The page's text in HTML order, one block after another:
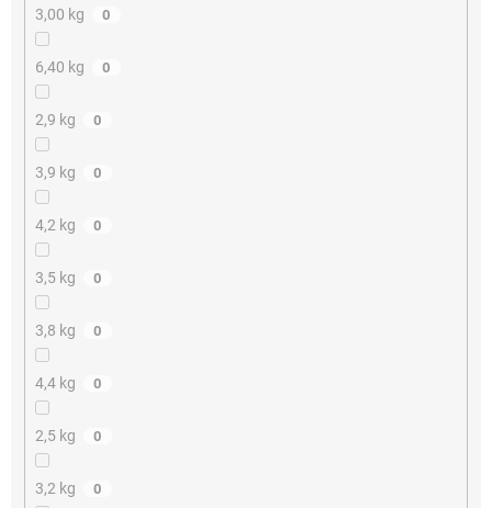
3,00 kg 0
6,40 kg 0
2,9 kg 0
3,9 kg 0
4,2 kg 0
3,5 kg 0
3,8 kg 0
4,4 kg 0
2,5 kg 0
3,2 kg 0